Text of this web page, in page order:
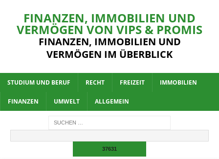
FINANZEN, IMMOBILIEN UND
VERMÖGEN VON VIPS & PROMIS
FINANZEN, IMMOBILIEN UND
VERMÖGEN IM ÜBERBLICK
STUDIUM UND BERUF RECHT FREIZEIT IMMOBILIEN
FINANZEN UMWELT ALLGEMEIN